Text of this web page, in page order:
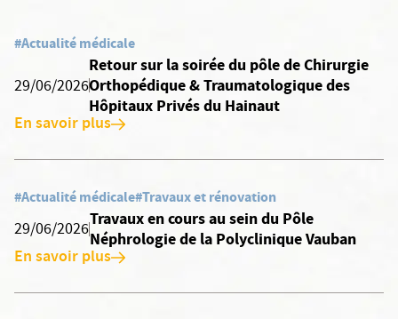
#Actualité médicale
29/06/2026
Retour sur la soirée du pôle de Chirurgie
Orthopédique & Traumatologique des
Hôpitaux Privés du Hainaut
En savoir plus
#Actualité médicale#Travaux et rénovation
29/06/2026
Travaux en cours au sein du Pôle
Néphrologie de la Polyclinique Vauban
En savoir plus